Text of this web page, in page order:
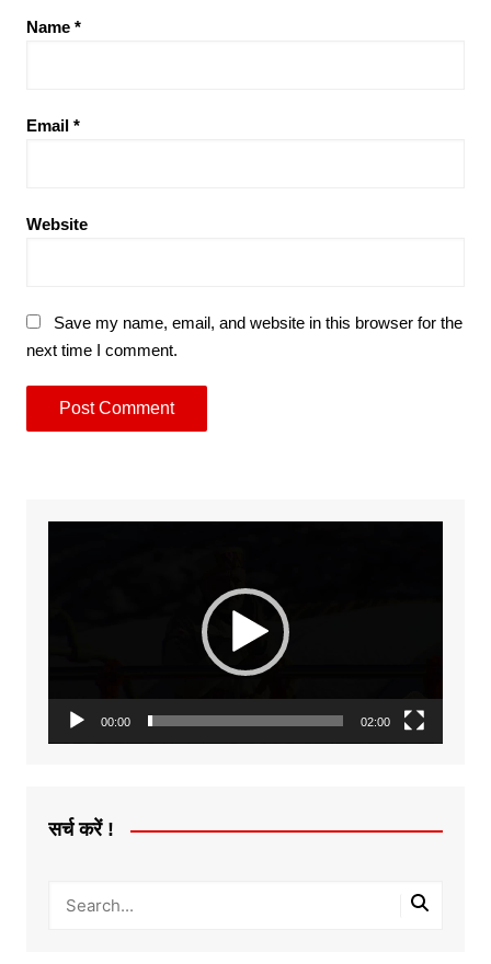
Name *
Email *
Website
Save my name, email, and website in this browser for the
next time I comment.
00:00 02:00
सर्च करें !